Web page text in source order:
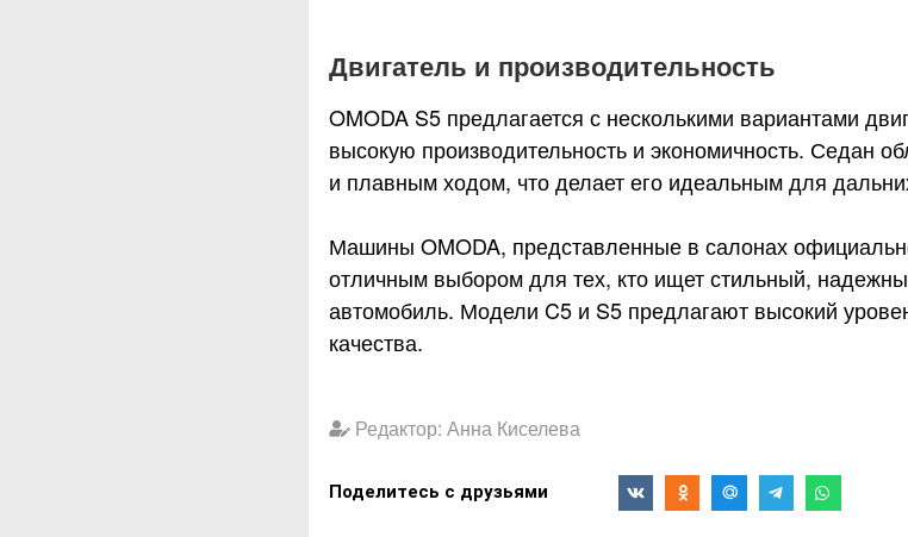
Двигатель и производительность
OMODA S5 предлагается с несколькими вариантами
высокую производительность и экономичность. Седан
и плавным ходом, что делает его идеальным для
Машины OMODA, представленные в салонах
отличным выбором для тех, кто ищет стильный,
автомобиль. Модели C5 и S5 предлагают высокий
качества.
Редактор: Анна Киселева
Поделитесь с друзьями